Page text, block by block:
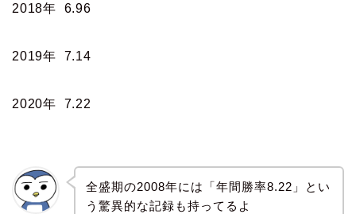
2018年 6.96
2019年 7.14
2020年 7.22
全盛期の2008年には「年間勝率8.22」とい
う驚異的な記録も持ってるよ